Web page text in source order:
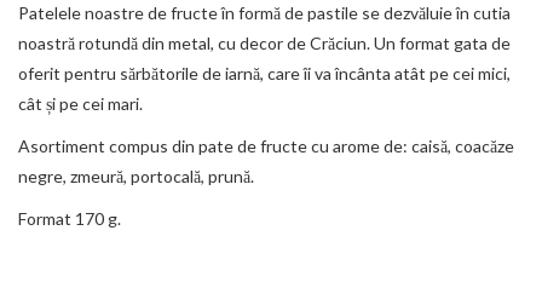
Patelele noastre de fructe în formă de pastile se dezvăluie în cutia
noastră rotundă din metal, cu decor de Crăciun. Un format gata de
oferit pentru sărbătorile de iarnă, care îi va încânta atât pe cei mici,
cât și pe cei mari.
Asortiment compus din pate de fructe cu arome de: caisă, coacăze
negre, zmeură, portocală, prună.
Format 170 g.